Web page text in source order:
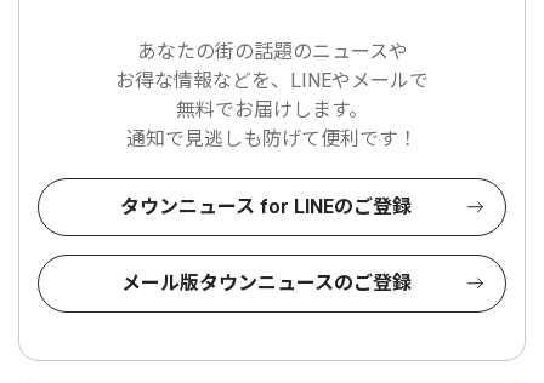
あなたの街の話題のニュースや
お得な情報などを、LINEやメールで
無料でお届けします。
通知で見逃しも防げて便利です！
タウンニュース for LINEのご登録
メール版タウンニュースのご登録